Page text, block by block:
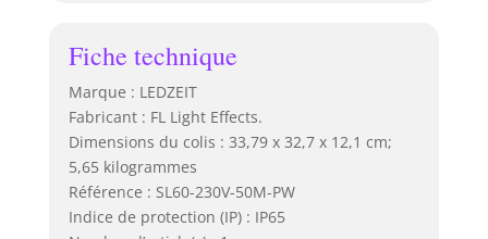
Fiche technique
Marque : LEDZEIT
Fabricant : FL Light Effects.
Dimensions du colis : 33,79 x 32,7 x 12,1 cm;
5,65 kilogrammes
Référence : SL60-230V-50M-PW
Indice de protection (IP) : IP65